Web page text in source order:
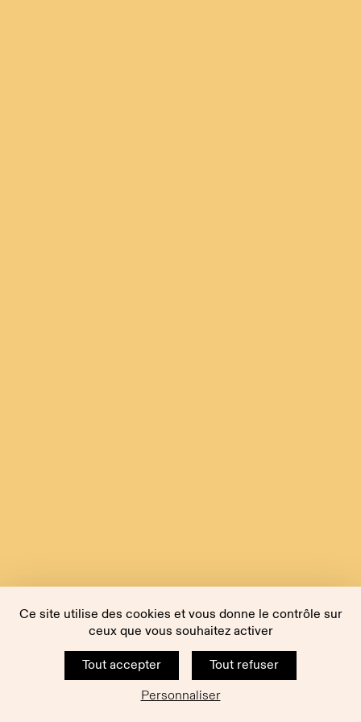
Ce site utilise des cookies et vous donne le contrôle sur
ceux que vous souhaitez activer
Tout accepter
Tout refuser
Personnaliser